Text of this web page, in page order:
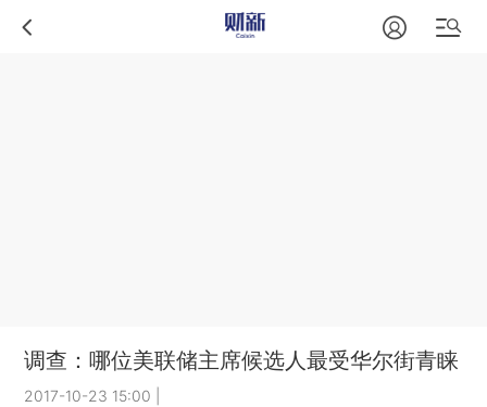
调查：哪位美联储主席候选人最受华尔街青睐
2017-10-23 15:00